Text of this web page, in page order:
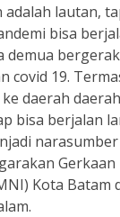
adalah lautan,
bisa
demua
covid 19.
daerah
bisa berjalan
narasumber
Gerkaan
Kota Batam